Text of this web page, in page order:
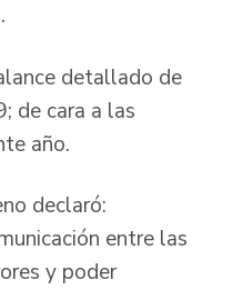
detallado de
de cara a las
año.
declaró:
entre las
y poder